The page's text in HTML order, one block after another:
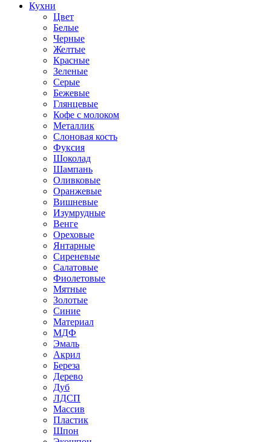
Кухни
Цвет
Белые
Черные
Желтые
Красные
Зеленые
Серые
Бежевые
Глянцевые
Кофе с молоком
Металлик
Слоновая кость
Фуксия
Шоколад
Шампань
Оливковые
Оранжевые
Вишневые
Изумрудные
Венге
Ореховые
Янтарные
Сиреневые
Салатовые
Фиолетовые
Мятные
Золотые
Синие
Материал
МДФ
Эмаль
Акрил
Береза
Дерево
Дуб
ЛДСП
Массив
Пластик
Шпон